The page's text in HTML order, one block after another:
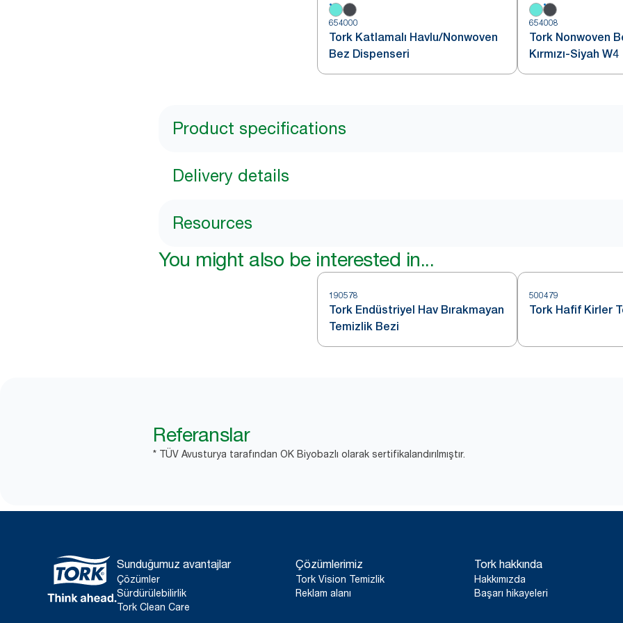
654000
Tork Katlamalı Havlu/Nonwoven
Bez Dispenseri
654008
Tork Nonwoven
Kırmızı-Siyah W4
Product specifications
Delivery details
Resources
You might also be interested in...
190578
Tork Endüstriyel Hav Bırakmayan
Temizlik Bezi
500479
Tork Hafif Kirler
Referanslar
* TÜV Avusturya tarafından OK Biyobazlı olarak sertifikalandırılmıştır.
Sunduğumuz avantajlar
Çözümler
Sürdürülebilirlik
Tork Clean Care
Çözümlerimiz
Tork Vision Temizlik
Reklam alanı
Tork hakkında
Hakkımızda
Başarı hikayeleri